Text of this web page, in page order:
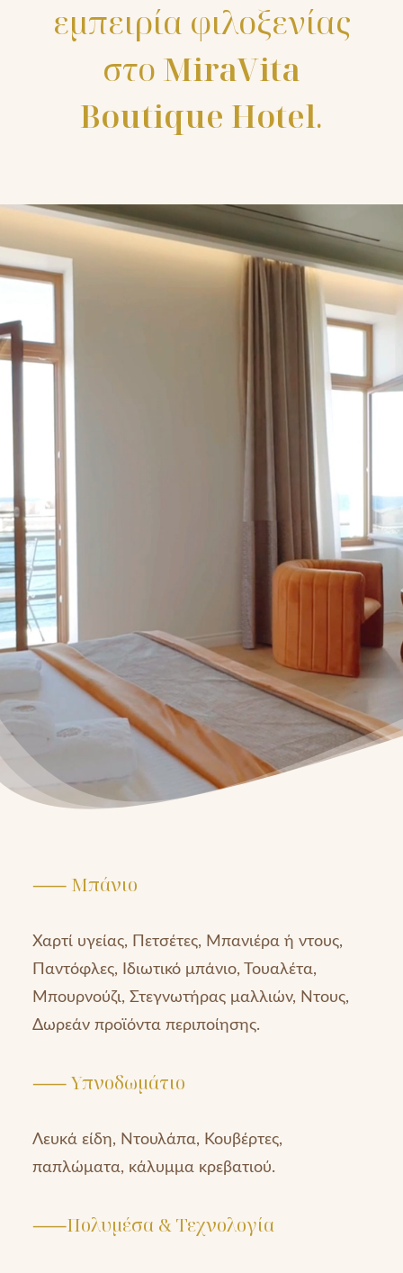
εμπειρία φιλοξενίας
στο MiraVita
Boutique Hotel.
⸺ Μπάνιο
Χαρτί υγείας, Πετσέτες, Μπανιέρα ή ντους,
Παντόφλες, Ιδιωτικό μπάνιο, Τουαλέτα,
Μπουρνούζι, Στεγνωτήρας μαλλιών, Ντους,
Δωρεάν προϊόντα περιποίησης.
⸺ Υπνοδωμάτιο
Λευκά είδη, Ντουλάπα, Κουβέρτες,
παπλώματα, κάλυμμα κρεβατιού.
⸺Πολυμέσα & Τεχνολογία